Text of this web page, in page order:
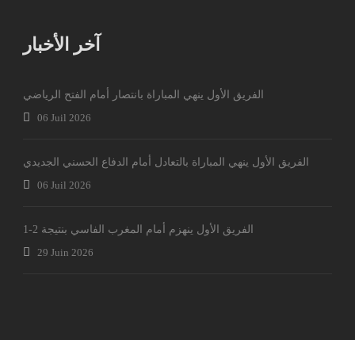
آخر الأخبار
الفريق الأول ينهي المباراة بانتصار أمام الفتح الرياضي
06 Juil 2026
الفريق الأول ينهي المباراة بالتعادل أمام الدفاع الحسني الجديدي
06 Juil 2026
الفريق الأول ينهزم أمام المغرب الفاسي بنتيجة 2-1
29 Juin 2026